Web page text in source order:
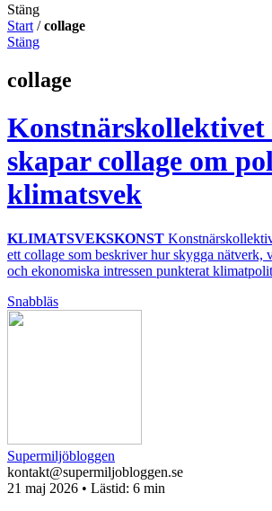
Stäng
Start /collage
Stäng
collage
skapar collage om
klimatsvek
KLIMATSVEKSKONST
ett collage som beskriver hur skygga nätverk,
och ekonomiska intressen punkterat
Snabbläs
Supermiljöbloggen
kontakt@supermiljobloggen.se
21 maj 2026 • Lästid: 6 min